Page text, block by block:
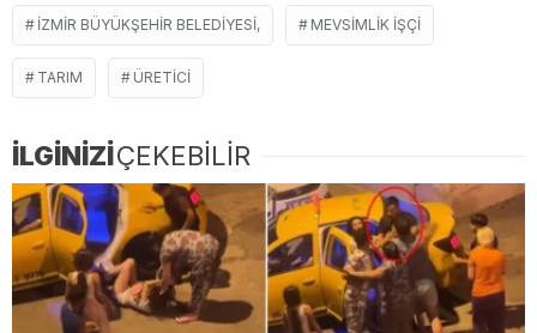
İZMIR BÜYÜKŞEHIR BELEDIYESI, MEVSIMLIK IŞÇI
TARIM ÜRETICI
İLGİNİZİÇEKEBİLİR